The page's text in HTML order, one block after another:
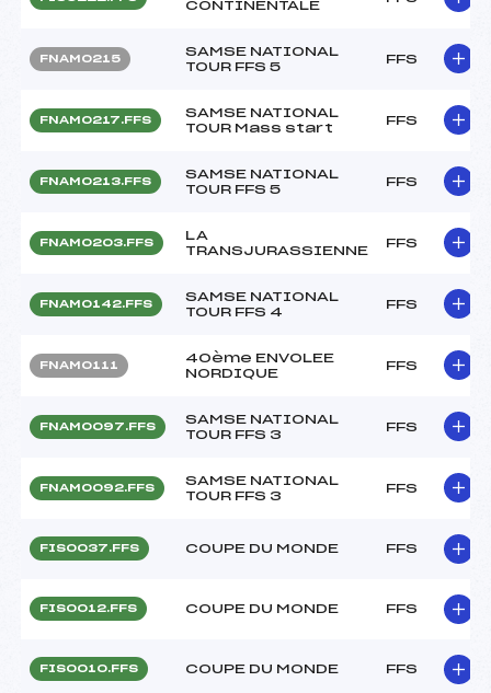
CONTINENTALE
FNAM0215
SAMSE NATIONAL
TOUR FFS 5
FFS
FNAM0217.FFS
SAMSE NATIONAL
TOUR Mass start
FFS
FNAM0213.FFS
SAMSE NATIONAL
TOUR FFS 5
FFS
FNAM0203.FFS
LA
TRANSJURASSIENNE
FFS
FNAM0142.FFS
SAMSE NATIONAL
TOUR FFS 4
FFS
FNAM0111
40ème ENVOLEE
NORDIQUE
FFS
FNAM0097.FFS
SAMSE NATIONAL
TOUR FFS 3
FFS
FNAM0092.FFS
SAMSE NATIONAL
TOUR FFS 3
FFS
FIS0037.FFS COUPE DU MONDE FFS
FIS0012.FFS COUPE DU MONDE FFS
FIS0010.FFS COUPE DU MONDE FFS